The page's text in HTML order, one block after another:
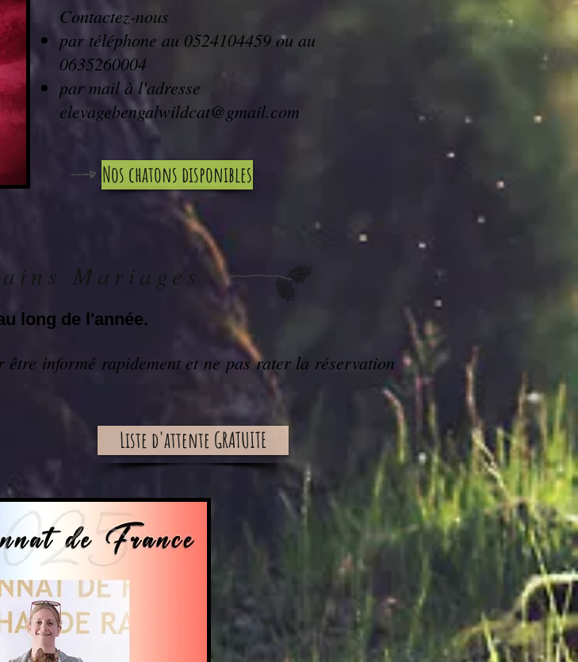
Contactez-nous
par téléphone au 0524104459 ou au
0635260004
par mail à l'adresse
elevagebengalwildcat@gmail.com
Nos chatons disponibles
Mariages
long de l'année.
informé rapidement et ne pas rater la réservation
Liste d'attente GRATUITE